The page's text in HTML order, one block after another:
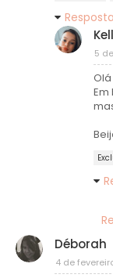
5
Olá
Déborah
4 de